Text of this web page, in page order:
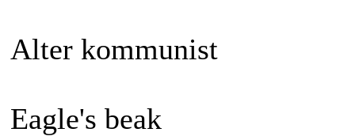
Alter kommunist
Eagle's beak